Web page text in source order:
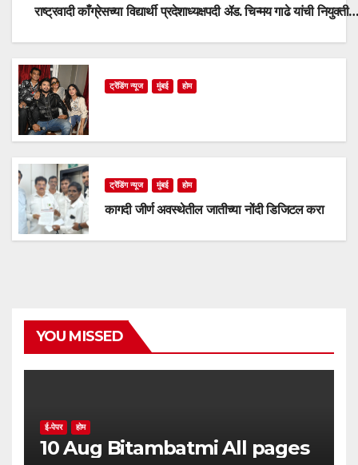
राष्ट्रवादी काँग्रेसच्या विद्यार्थी प्रदेशाध्यक्षपदी ॲड. चिन्मय गाढे यांची नियुक्ती…
ट्रेंडिंग न्यूज मुंबई होम
ट्रेंडिंग न्यूज मुंबई होम
कागदी जीर्ण अवस्थेतील जातीच्या नोंदी डिजिटल करा
YOU MISSED
ई-पेपर होम
10 Aug Bitambatmi All pages